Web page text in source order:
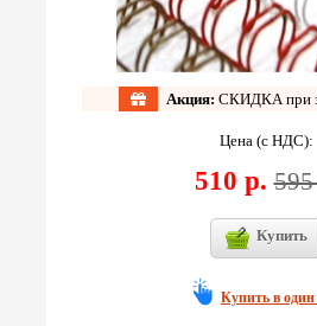
Акция: СКИДКА при
Цена (с НДС):
510 р.
Купить
Купить в